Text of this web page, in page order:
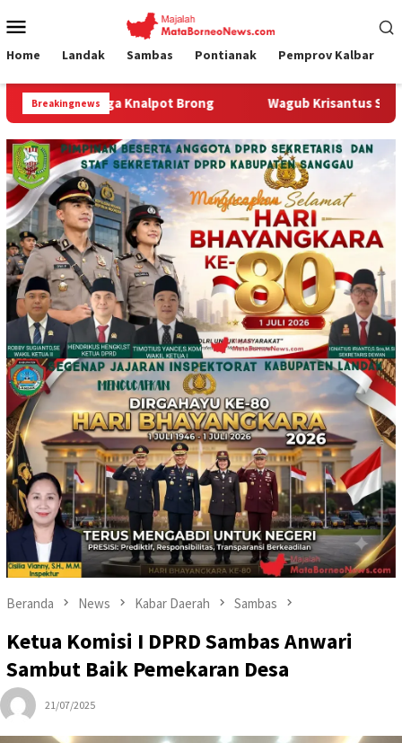
ke
Mobile
Home Landak Sambas Pontianak Pemprov Kalbar
BreakingnewsWagub Krisantus Sambut Kembali Berjalannya
Beranda News Kabar Daerah Sambas
Ketua Komisi I DPRD Sambas Anwari
Sambut Baik Pemekaran Desa
21/07/2025